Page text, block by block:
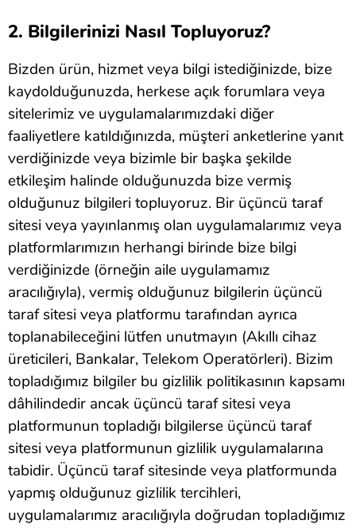
2. Bilgilerinizi Nasıl Topluyoruz?
Bizden ürün, hizmet veya bilgi istediğinizde, bize
kaydolduğunuzda, herkese açık forumlara veya
sitelerimiz ve uygulamalarımızdaki diğer
faaliyetlere katıldığınızda, müşteri anketlerine yanıt
verdiğinizde veya bizimle bir başka şekilde
etkileşim halinde olduğunuzda bize vermiş
olduğunuz bilgileri topluyoruz. Bir üçüncü taraf
sitesi veya yayınlanmış olan uygulamalarımız veya
platformlarımızın herhangi birinde bize bilgi
verdiğinizde (örneğin aile uygulamamız
aracılığıyla), vermiş olduğunuz bilgilerin üçüncü
taraf sitesi veya platformu tarafından ayrıca
toplanabileceğini lütfen unutmayın (Akıllı cihaz
üreticileri, Bankalar, Telekom Operatörleri). Bizim
topladığımız bilgiler bu gizlilik politikasının kapsamı
dâhilindedir ancak üçüncü taraf sitesi veya
platformunun topladığı bilgilerse üçüncü taraf
sitesi veya platformunun gizlilik uygulamalarına
tabidir. Üçüncü taraf sitesinde veya platformunda
yapmış olduğunuz gizlilik tercihleri,
uygulamalarımız aracılığıyla doğrudan topladığımız